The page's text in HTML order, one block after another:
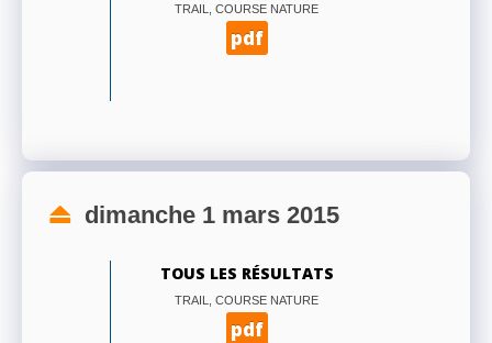
TRAIL, COURSE NATURE
pdf
dimanche 1 mars 2015
TOUS LES RÉSULTATS
TRAIL, COURSE NATURE
pdf